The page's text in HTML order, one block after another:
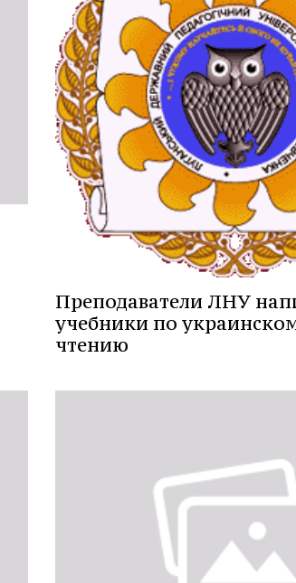
Преподаватели ЛНУ
учебники по
чтению